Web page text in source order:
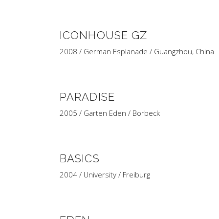
ICONHOUSE GZ
2008 / German Esplanade / Guangzhou, China
PARADISE
2005 / Garten Eden / Borbeck
BASICS
2004 / University / Freiburg